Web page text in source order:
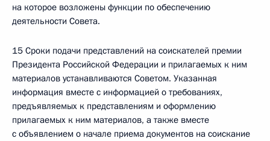
на которое возложены функции по обеспечению
деятельности Совета.
15 Сроки подачи представлений на соискателей премии
Президента Российской Федерации и прилагаемых к ним
материалов устанавливаются Советом. Указанная
информация вместе с информацией о требованиях,
предъявляемых к представлениям и оформлению
прилагаемых к ним материалов, а также вместе
с объявлением о начале приема документов на соискание